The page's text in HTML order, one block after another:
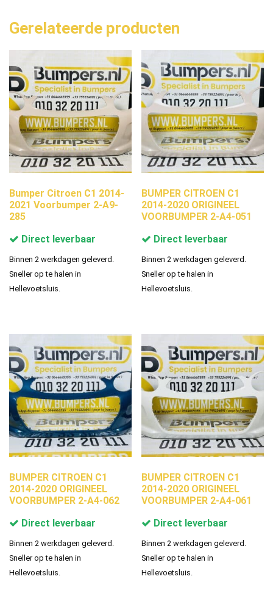
Gerelateerde producten
Bumper Citroen C1 2014-
2021 Voorbumper 2-A9-
285
Direct leverbaar
Binnen 2 werkdagen geleverd.
Sneller op te halen in
Hellevoetsluis.
BUMPER CITROEN C1
2014-2020 ORIGINEEL
VOORBUMPER 2-A4-051
Direct leverbaar
Binnen 2 werkdagen geleverd.
Sneller op te halen in
Hellevoetsluis.
BUMPER CITROEN C1
2014-2020 ORIGINEEL
VOORBUMPER 2-A4-062
Direct leverbaar
Binnen 2 werkdagen geleverd.
Sneller op te halen in
Hellevoetsluis.
BUMPER CITROEN C1
2014-2020 ORIGINEEL
VOORBUMPER 2-A4-061
Direct leverbaar
Binnen 2 werkdagen geleverd.
Sneller op te halen in
Hellevoetsluis.